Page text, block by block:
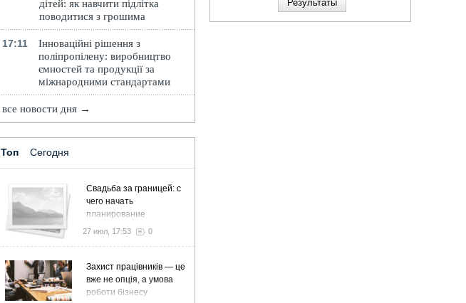
дітей: як навчити підлітка
поводитися з грошима
17:11
Інноваційні рішення з
поліпропілену: виробництво
ємностей та продукції за
міжнародними стандартами
все новости дня →
Топ Сегодня
Свадьба за границей: с
чего начать
планирование
27 июл, 17:53 0
Захист працівників — це
вже не опція, а умова
роботи бізнесу